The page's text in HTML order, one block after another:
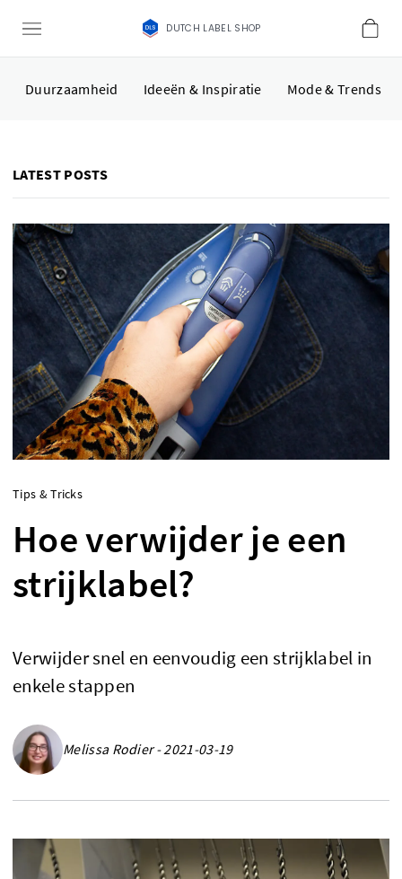
DUTCH LABEL SHOP
Duurzaamheid Ideeën & Inspiratie Mode & Trends
LATEST POSTS
Tips & Tricks
Hoe verwijder je een
strijklabel?
Verwijder snel en eenvoudig een strijklabel in
enkele stappen
Melissa Rodier - 2021-03-19